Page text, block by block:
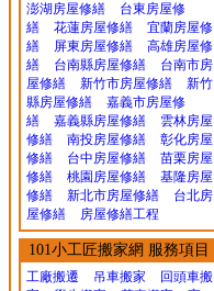
澎湖房屋修繕
台東房屋修
繕
花蓮房屋修繕
宜蘭房屋修
繕
屏東房屋修繕
高雄房屋修
繕
台南縣房屋修繕
台南市房
屋修繕
新竹市房屋修繕
新竹
縣房屋修繕
嘉義市房屋修
繕
嘉義縣房屋修繕
雲林房屋
修繕
南投房屋修繕
彰化房屋
修繕
台中房屋修繕
苗栗房屋
修繕
桃園房屋修繕
基隆房屋
修繕
新北市房屋修繕
台北房
屋修繕
房屋修繕工程
101小工匠搬家網 服務項目
工廠搬遷 吊車搬家
回頭車搬